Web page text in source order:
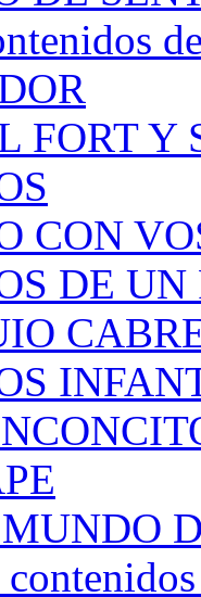
FORT Y
CON
DE